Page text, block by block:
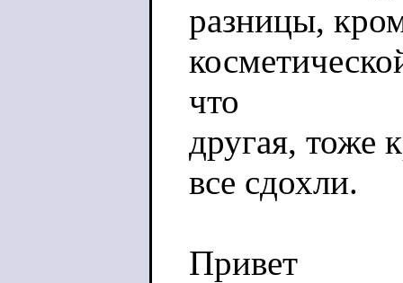
разницы,
что
другая, тоже
все сдохли.
Привет